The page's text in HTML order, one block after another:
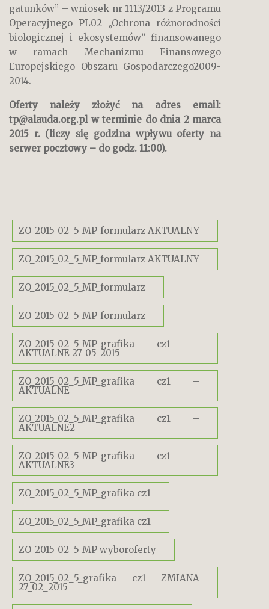
gatunków” – wniosek nr 1113/2013 z Programu
Operacyjnego PL02 „Ochrona różnorodności
biologicznej i ekosystemów” finansowanego
w ramach Mechanizmu Finansowego
Europejskiego Obszaru Gospodarczego2009-
2014.
Oferty należy złożyć na adres email:
tp@alauda.org.pl w terminie do dnia 2 marca
2015 r. (liczy się godzina wpływu oferty na
serwer pocztowy – do godz. 11:00).
ZO_2015_02_5_MP_formularz AKTUALNY
ZO_2015_02_5_MP_formularz AKTUALNY
ZO_2015_02_5_MP_formularz
ZO_2015_02_5_MP_formularz
ZO_2015_02_5_MP_grafika cz1 –
AKTUALNE 27_05_2015
ZO_2015_02_5_MP_grafika cz1 –
AKTUALNE
ZO_2015_02_5_MP_grafika cz1 –
AKTUALNE2
ZO_2015_02_5_MP_grafika cz1 –
AKTUALNE3
ZO_2015_02_5_MP_grafika cz1
ZO_2015_02_5_MP_grafika cz1
ZO_2015_02_5_MP_wyboroferty
ZO_2015_02_5_grafika cz1 ZMIANA
27_02_2015